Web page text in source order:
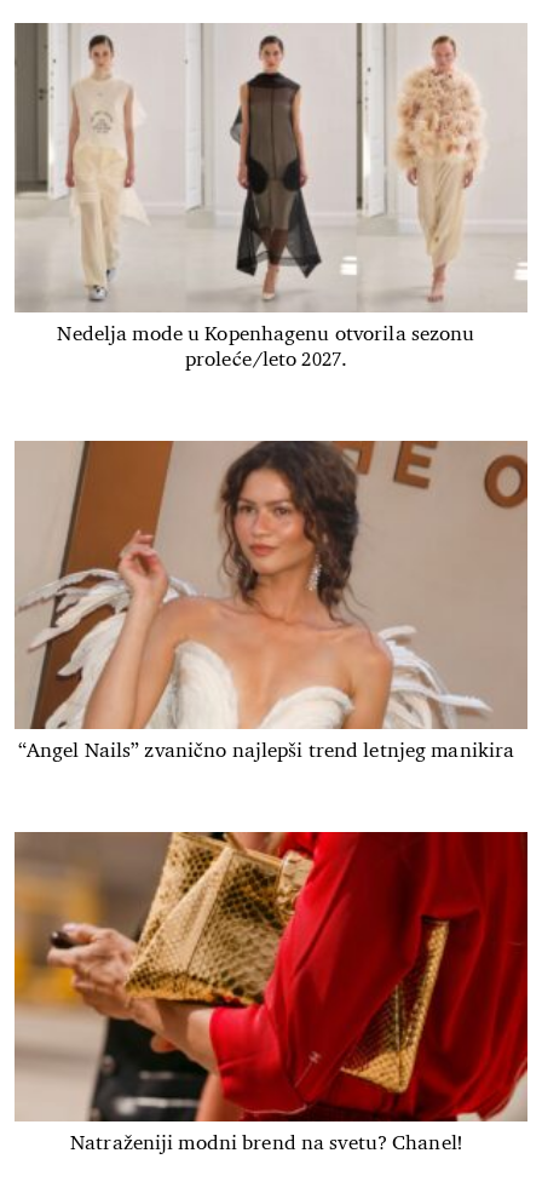
Nedelja mode u Kopenhagenu otvorila sezonu
proleće/leto 2027.
“Angel Nails” zvanično najlepši trend letnjeg manikira
Natraženiji modni brend na svetu? Chanel!